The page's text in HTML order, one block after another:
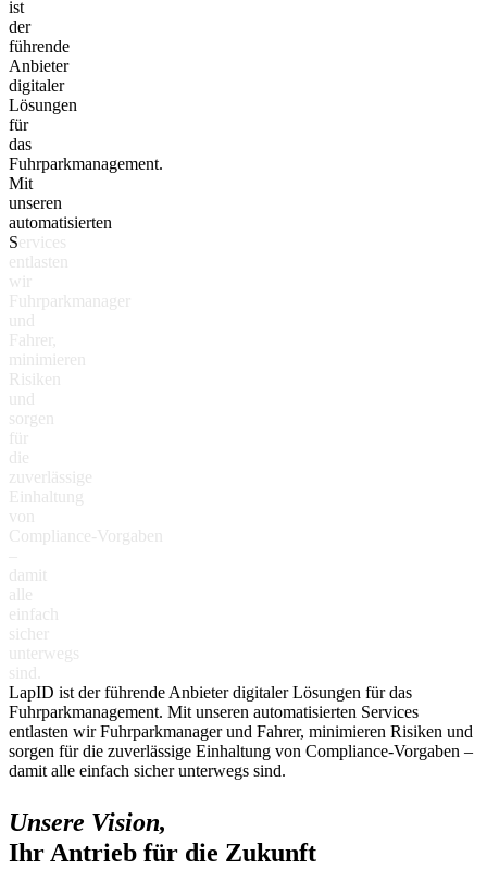
ist
der
führende
Anbieter
digitaler
Lösungen
für
das
Fuhrparkmanagement.
Mit
unseren
automatisierten
Se v c es
e t aste
w
F u pa k ma age
u
d
F a e
m
m e e
R s ke
u
d
so ge
fü
d
e
zu v e äss ge
E
a tu
g
v o
C o m p a c e-V o gabe
d a m t
a e
e
fac
s c e
u
te w egs
s
d
LapID ist der führende Anbieter digitaler Lösungen für das
Fuhrparkmanagement. Mit unseren automatisierten Services
entlasten wir Fuhrparkmanager und Fahrer, minimieren Risiken und
sorgen für die zuverlässige Einhaltung von Compliance-Vorgaben –
damit alle einfach sicher unterwegs sind.
Unsere Vision,
Ihr Antrieb für die Zukunft